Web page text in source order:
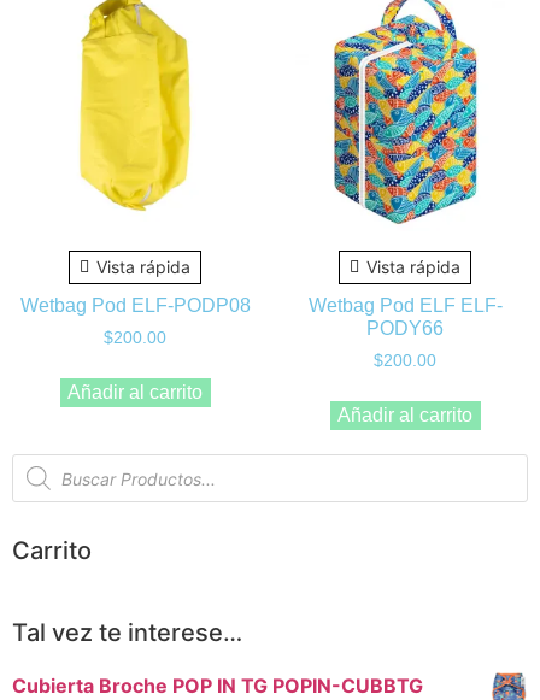
Vista rápida
Wetbag Pod ELF-PODP08
$200.00
Añadir al carrito
Vista rápida
Wetbag Pod ELF ELF-
PODY66
$200.00
Añadir al carrito
Carrito
Tal vez te interese…
Cubierta Broche POP IN TG POPIN-CUBBTG